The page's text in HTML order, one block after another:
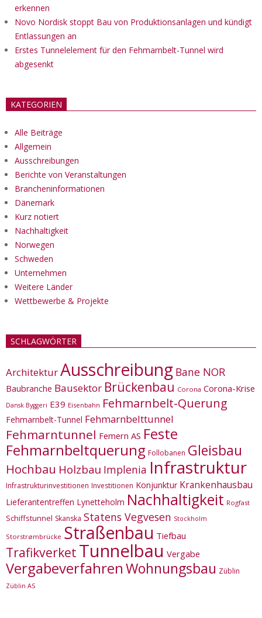
erkennen
Novo Nordisk stoppt Bau von Produktionsanlagen und kündigt
Entlassungen an
Erstes Tunnelelement für den Fehmarnbelt-Tunnel wird
abgesenkt
KATEGORIEN
Alle Beiträge
Allgemein
Ausschreibungen
Berichte von Veranstaltungen
Brancheninformationen
Dänemark
Kurz notiert
Nachhaltigkeit
Norwegen
Schweden
Unternehmen
Weitere Länder
Wettbewerbe & Projekte
SCHLAGWÖRTER
ArchitekturAusschreibung Bane NOR
Baubranche Bausektor Brückenbau Corona Corona-Krise
Dansk Byggeri E39 Eisenbahn Fehmarnbelt-Querung
Fehmarnbelt-Tunnel Fehmarnbelttunnel
Fehmarntunnel Femern AS Feste
Fehmarnbeltquerung Follobanen Gleisbau
Hochbau Holzbau Implenia Infrastruktur
Infrastrukturinvestitionen Investitionen Konjunktur Krankenhausbau
Lieferantentreffen Lynetteholm Nachhaltigkeit Rogfast
Schiffstunnel Skanska Statens Vegvesen Stockholm
Storstrømbrücke Straßenbau Tiefbau
Trafikverket Tunnelbau Vergabe
VergabeverfahrenWohnungsbau Züblin
Züblin AS